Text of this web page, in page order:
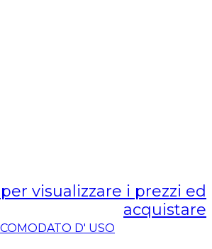
visualizzare i prezzi ed
acquistare
COMODATO D' USO